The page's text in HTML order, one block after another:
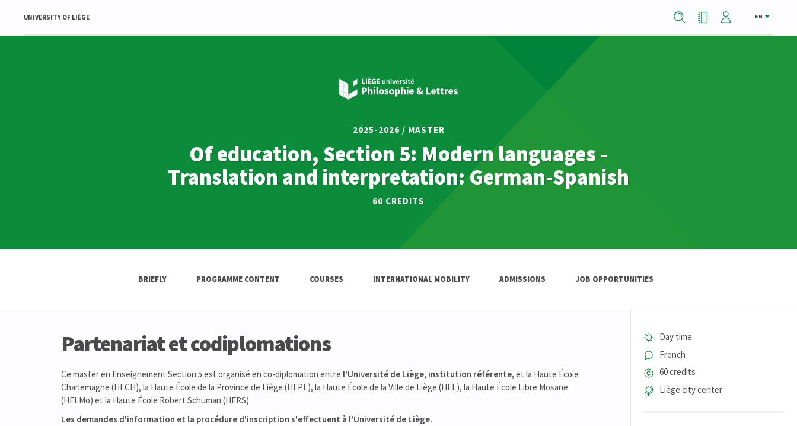
UNIVERSITY OF LIÈGE EN
2025-2026 / MASTER
Of education, Section 5: Modern languages -
Translation and interpretation: German-Spanish
60 CREDITS
BRIEFLY PROGRAMME CONTENT COURSES INTERNATIONAL MOBILITY ADMISSIONS JOB OPPORTUNITIES
Day time
French
60 credits
Liège city center
Partenariat et codiplomations
Ce master en Enseignement Section 5 est organisé en co-diplomation entre l'Université de Liège, institution référente, et la Haute École
Charlemagne (HECH), la Haute École de la Province de Liège (HEPL), la Haute École de la Ville de Liège (HEL), la Haute École Libre Mosane
(HELMo) et la Haute École Robert Schuman (HERS)
Les demandes d'information et la procédure d'inscription s'effectuent à l'Université de Liège.